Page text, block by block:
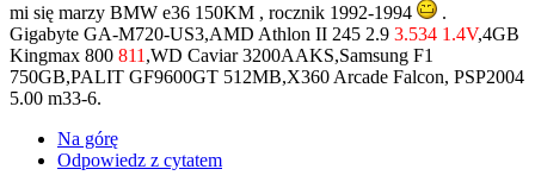
mi się marzy BMW e36 150KM , rocznik 1992-1994
.
Gigabyte GA-M720-US3,AMD Athlon II 245 2.9 3.534 1.4V,4GB
Kingmax 800 811 ,WD Caviar 3200AAKS,Samsung F1
750GB,PALIT GF9600GT 512MB,X360 Arcade Falcon, PSP2004
5.00 m33-6.
Na górę
Odpowiedz z cytatem